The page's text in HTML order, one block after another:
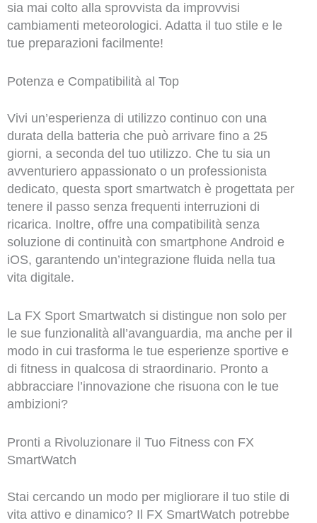
sia mai colto alla sprovvista da improvvisi
cambiamenti meteorologici. Adatta il tuo stile e le
tue preparazioni facilmente!
Potenza e Compatibilità al Top
Vivi un’esperienza di utilizzo continuo con una
durata della batteria che può arrivare fino a 25
giorni, a seconda del tuo utilizzo. Che tu sia un
avventuriero appassionato o un professionista
dedicato, questa sport smartwatch è progettata per
tenere il passo senza frequenti interruzioni di
ricarica. Inoltre, offre una compatibilità senza
soluzione di continuità con smartphone Android e
iOS, garantendo un’integrazione fluida nella tua
vita digitale.
La FX Sport Smartwatch si distingue non solo per
le sue funzionalità all’avanguardia, ma anche per il
modo in cui trasforma le tue esperienze sportive e
di fitness in qualcosa di straordinario. Pronto a
abbracciare l’innovazione che risuona con le tue
ambizioni?
Pronti a Rivoluzionare il Tuo Fitness con FX
SmartWatch
Stai cercando un modo per migliorare il tuo stile di
vita attivo e dinamico? Il FX SmartWatch potrebbe